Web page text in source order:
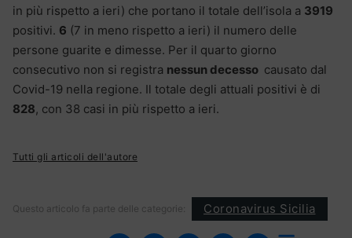
in più rispetto a ieri) che portano il totale dell’isola a 3919
positivi. 6 (7 in meno rispetto a ieri) il numero delle
persone guarite e dimesse. Per il quarto giorno
consecutivo non si registra nessun decesso causato dal
Covid-19 nella regione. Il totale degli attuali positivi è di
828, con 38 casi in più rispetto a ieri.
Tutti gli articoli dell'autore
Questo articolo fa parte delle categorie: Coronavirus Sicilia